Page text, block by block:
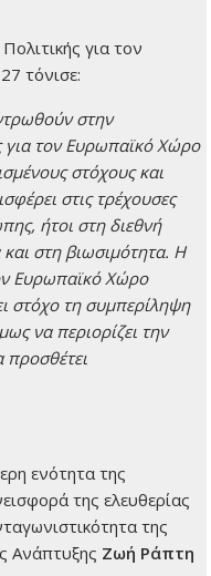
για τον
τόνισε:
στην
για τον Ευρωπαϊκό Χώρο
στόχους και
στις τρέχουσες
ήτοι στη διεθνή
στη βιωσιμότητα. Η
Ευρωπαϊκό Χώρο
στόχο τη συμπερίληψη
να περιορίζει την
προσθέτει
ενότητα της
της ελευθερίας
της
Ανάπτυξης Ζωή Ράπτη